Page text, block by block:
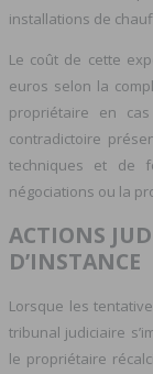
installations de
Le coût de cette
euros selon la
propriétaire en
contradictoire
techniques et de
négociations ou la
ACTIONS
D’INSTANCE
Lorsque les
tribunal judiciaire
le propriétaire